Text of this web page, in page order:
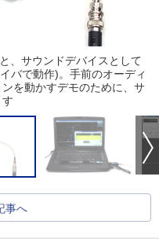
、サウンドデバイスとして
バで動作)。手前のオーディ
を動かすデモのために、サ
事へ